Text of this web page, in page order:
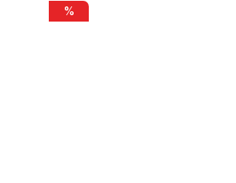
Sacoche vélo route pneu sac nylon
%